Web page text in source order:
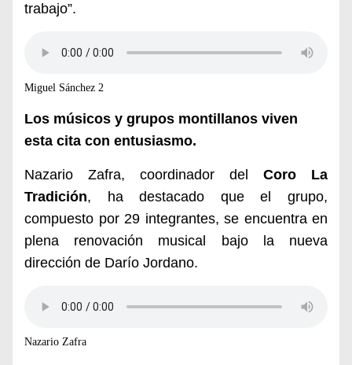
trabajo”.
Miguel Sánchez 2
Los músicos y grupos montillanos viven
esta cita con entusiasmo.
Nazario Zafra, coordinador del Coro La
Tradición, ha destacado que el grupo,
compuesto por 29 integrantes, se encuentra en
plena renovación musical bajo la nueva
dirección de Darío Jordano.
Nazario Zafra